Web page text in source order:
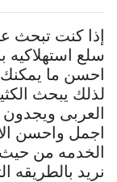
إذا كنت تبحث
سلع استهلاكيه
احسن ما يمكنك
لذلك يبحث
العربى ويجدون
اجمل واحسن
الخدمه من حيث
نريد بالطريقه